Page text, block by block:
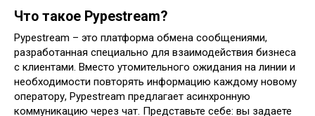
Что такое Pypestream?
Pypestream – это платформа обмена сообщениями,
разработанная специально для взаимодействия бизнеса
с клиентами. Вместо утомительного ожидания на линии и
необходимости повторять информацию каждому новому
оператору, Pypestream предлагает асинхронную
коммуникацию через чат. Представьте себе: вы задаете